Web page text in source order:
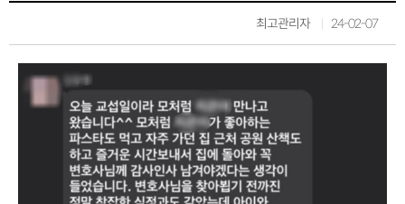
최고관리자 24-02-07